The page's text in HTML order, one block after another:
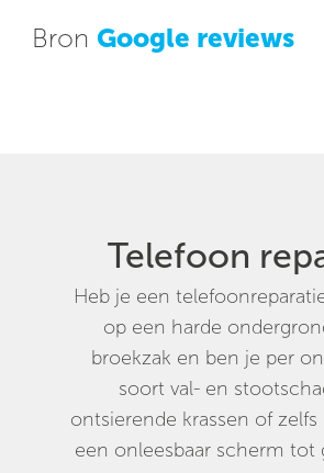
Bron Google reviews
Telefoon
Heb je een
op een harde
broekzak en ben je per
soort val- en
ontsierende krassen of
een onleesbaar scherm tot